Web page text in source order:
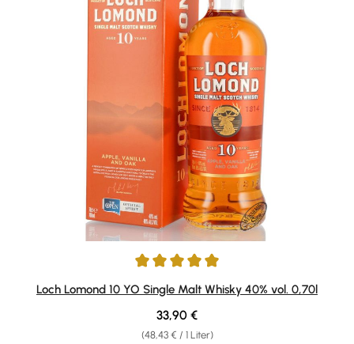
Durchschnittliche Bewertung von 5 von 5 Sternen
Loch Lomond 10 YO Single Malt Whisky 40% vol. 0,70l
(48,43 € / 1 Liter)
Regulärer Preis:
33,90 €